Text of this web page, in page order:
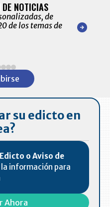
NOTICIAS
de
de los temas de
de las
su edicto en
o Aviso de
información para
Ahora